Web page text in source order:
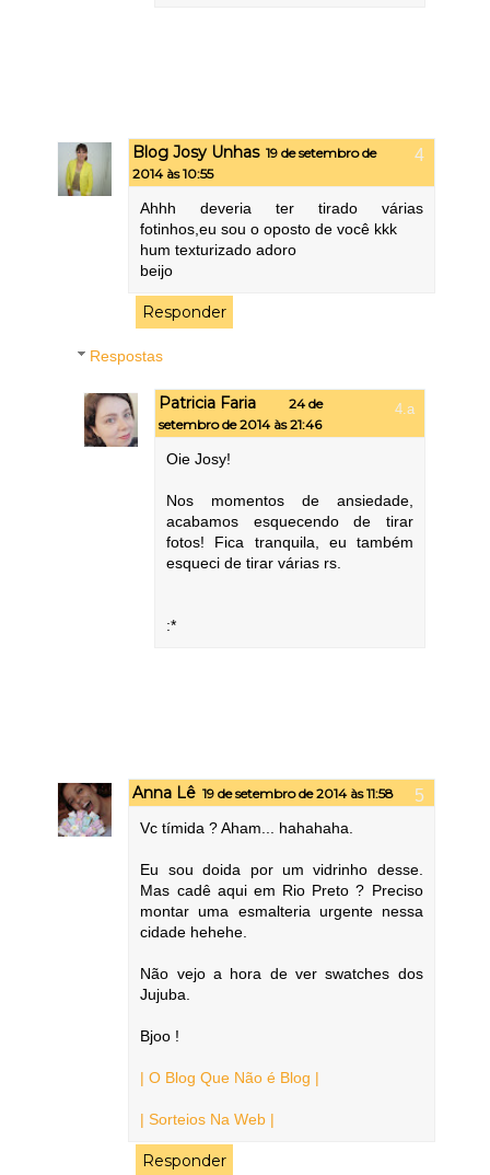
Blog Josy Unhas 19 de setembro de
2014 às 10:55
Ahhh deveria ter tirado várias
fotinhos,eu sou o oposto de você kkk
hum texturizado adoro
beijo
Responder
Respostas
Patricia Faria
24 de
setembro de 2014 às 21:46
Oie Josy!
Nos momentos de ansiedade,
acabamos esquecendo de tirar
fotos! Fica tranquila, eu também
esqueci de tirar várias rs.
:*
Anna Lê 19 de setembro de 2014 às 11:58
Vc tímida ? Aham... hahahaha.
Eu sou doida por um vidrinho desse.
Mas cadê aqui em Rio Preto ? Preciso
montar uma esmalteria urgente nessa
cidade hehehe.
Não vejo a hora de ver swatches dos
Jujuba.
Bjoo !
| O Blog Que Não é Blog |
| Sorteios Na Web |
Responder